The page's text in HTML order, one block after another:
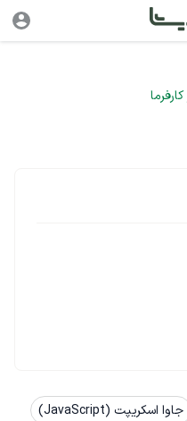
کارفرما
جاوا اسکریپت (JavaScript)